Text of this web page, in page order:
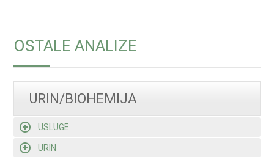
OSTALE ANALIZE
URIN/BIOHEMIJA
USLUGE
URIN